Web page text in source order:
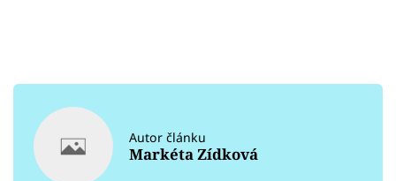
Autor článku
Markéta Zídková